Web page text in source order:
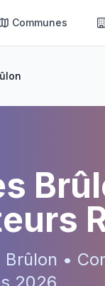
Communes
Brûlon •